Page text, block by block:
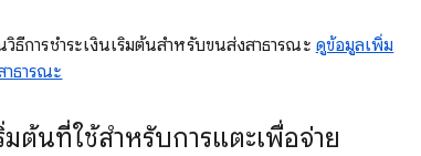
ธีการชำระเงินเริ่มต้นสำหรับขนส่งสาธารณะ ดูข้อมูลเพิ่ม
าธารณะ
ต้นที่ใช้สำหรับการแตะเพื่อจ่าย